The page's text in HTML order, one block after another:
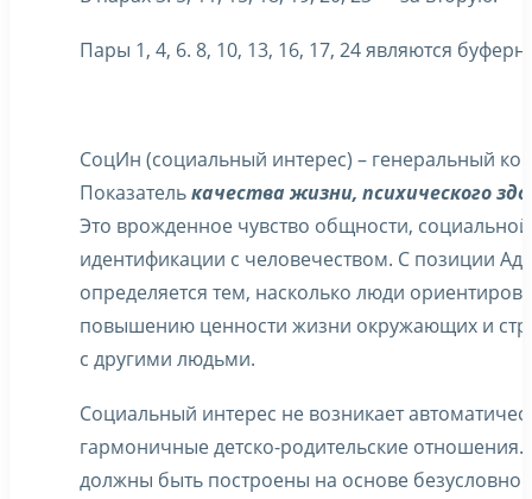
Пары 1, 4, 6. 8, 10, 13, 16, 17, 24 являются
СоцИн (социальный интерес) – генеральный
Показателькачества жизни, психического
Это врожденное чувство общности,
идентификации с человечеством. С позиции
определяется тем, насколько люди
повышению ценности жизни окружающих и
с другими людьми.
Социальный интерес не возникает
гармоничные детско-родительские
должны быть построены на основе